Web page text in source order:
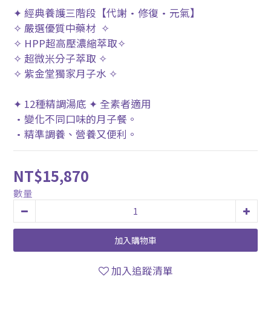
✦ 經典養護三階段【代謝•修復•元氣】
✧ 嚴選優質中藥材  ✧
✧ HPP超高壓濃縮萃取✧
✧ 超微米分子萃取 ✧
✧ 紫金堂獨家月子水 ✧
✦ 12種精調湯底 ✦ 全素者適用
•變化不同口味的月子餐。
•精準調養、營養又便利。
NT$15,870
數量
加入購物車
加入追蹤清單